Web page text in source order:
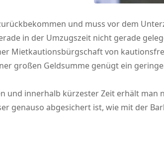
und muss vor dem
in der Umzugszeit nicht gerade
Mietkautionsbürgschaft von
großen Geldsumme genügt ein
und innerhalb kürzester Zeit erhält man
genauso abgesichert ist, wie mit der